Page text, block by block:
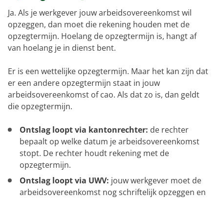
Ja. Als je werkgever jouw arbeidsovereenkomst wil
opzeggen, dan moet die rekening houden met de
opzegtermijn. Hoelang de opzegtermijn is, hangt af
van hoelang je in dienst bent.
Er is een wettelijke opzegtermijn. Maar het kan zijn dat
er een andere opzegtermijn staat in jouw
arbeidsovereenkomst of cao. Als dat zo is, dan geldt
die opzegtermijn.
Ontslag loopt via kantonrechter: de rechter
bepaalt op welke datum je arbeidsovereenkomst
stopt. De rechter houdt rekening met de
opzegtermijn.
Ontslag loopt via UWV: jouw werkgever moet de
arbeidsovereenkomst nog schriftelijk opzeggen en